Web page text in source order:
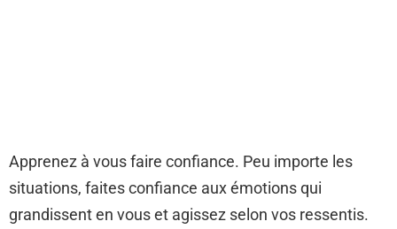
Apprenez à vous faire confiance. Peu importe les
situations, faites confiance aux émotions qui
grandissent en vous et agissez selon vos ressentis.